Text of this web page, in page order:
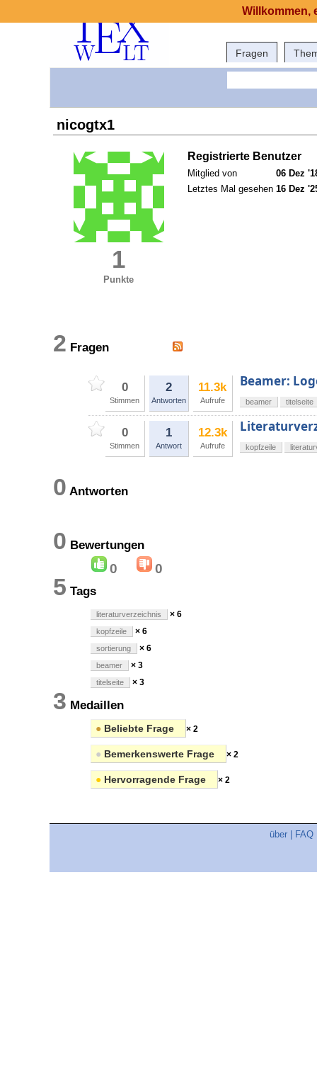
Fragen
nicogtx1
1
Punkte
Registrierte Benutzer
Mitglied von
06 Dez
Letztes Mal gesehen 16 Dez
2 Fragen
0
Stimmen
2
Antworten
11.3k
Aufrufe
Beamer:
beamer titelseite
0
Stimmen
1
Antwort
12.3k
Aufrufe kopfzeile
0 Antworten
0 Bewertungen
0 0
5 Tags
literaturverzeichnis × 6
kopfzeile × 6
sortierung × 6
beamer × 3
titelseite × 3
3 Medaillen
● Beliebte Frage × 2
● Bemerkenswerte Frage × 2
● Hervorragende Frage × 2
über FAQ
Willkommen,